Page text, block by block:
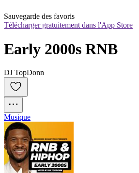
Sauvegarde des favoris
Télécharger gratuitement dans l'App Store
Early 2000s RNB
DJ TopDonn
Musique